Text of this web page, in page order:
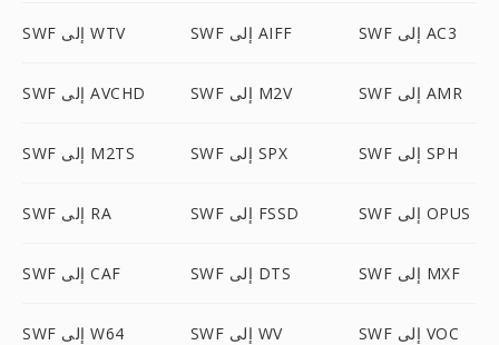
SWF إلى WTV SWF إلى AIFF SWF إلى AC3
SWF إلى AVCHD SWF إلى M2V SWF إلى AMR
SWF إلى M2TS SWF إلى SPX SWF إلى SPH
SWF إلى RA SWF إلى FSSD SWF إلى OPUS
SWF إلى CAF SWF إلى DTS SWF إلى MXF
SWF إلى W64 SWF إلى WV SWF إلى VOC